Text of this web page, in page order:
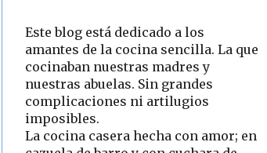
Este blog está dedicado a los
amantes de la cocina sencilla. La que
cocinaban nuestras madres y
nuestras abuelas. Sin grandes
complicaciones ni artilugios
imposibles.
La cocina casera hecha con amor; en